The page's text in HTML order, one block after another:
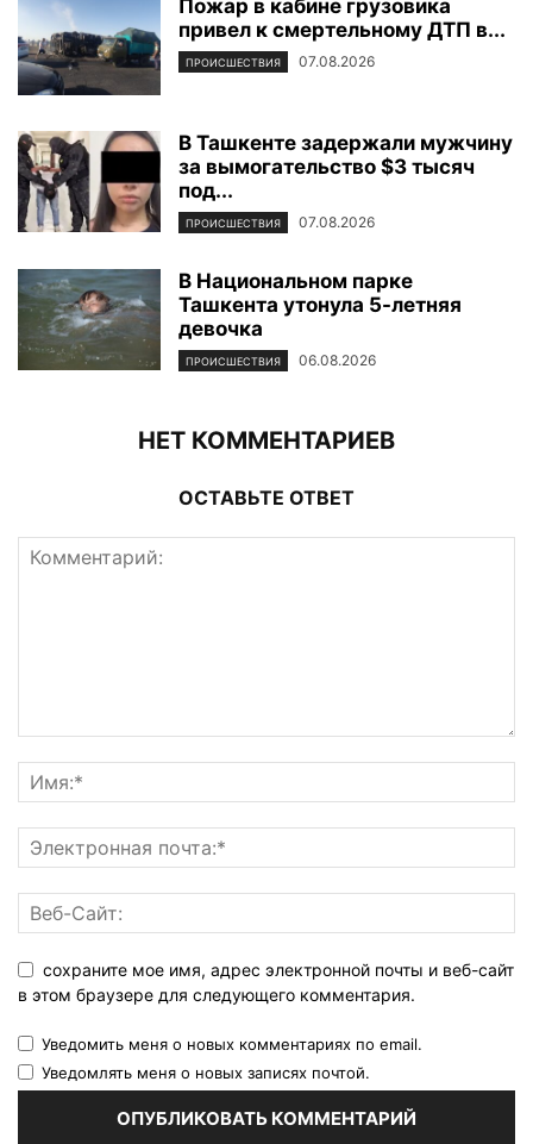
Пожар в кабине грузовика
привел к смертельному ДТП в...
ПРОИСШЕСТВИЯ 07.08.2026
В Ташкенте задержали мужчину
за вымогательство $3 тысяч
под...
ПРОИСШЕСТВИЯ 07.08.2026
В Национальном парке
Ташкента утонула 5-летняя
девочка
ПРОИСШЕСТВИЯ 06.08.2026
НЕТ КОММЕНТАРИЕВ
ОСТАВЬТЕ ОТВЕТ
сохраните мое имя, адрес электронной почты и веб-сайт
в этом браузере для следующего комментария.
Уведомить меня о новых комментариях по email.
Уведомлять меня о новых записях почтой.